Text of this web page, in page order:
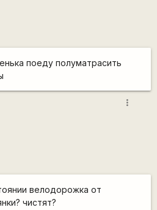
поеду полуматрасить
more_vert
велодорожка от
чистят?